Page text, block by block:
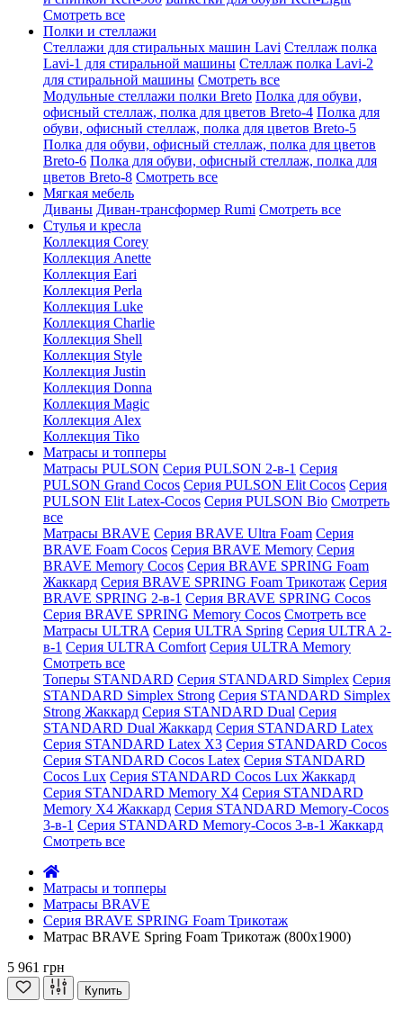
Смотреть все
Полки и стеллажи
Стеллажи для стиральных машин Lavi Стеллаж полка
Lavi-1 для стиральной машины Стеллаж полка Lavi-2
для стиральной машины Смотреть все
Модульные стеллажи полки Breto Полка для обуви,
офисный стеллаж, полка для цветов Breto-4 Полка для
обуви, офисный стеллаж, полка для цветов Breto-5
Полка для обуви, офисный стеллаж, полка для цветов
Breto-6 Полка для обуви, офисный стеллаж, полка для
цветов Breto-8 Смотреть все
Мягкая мебель
Диваны Диван-трансформер Rumi Смотреть все
Стулья и кресла
Коллекция Corey
Коллекция Anette
Коллекция Eari
Коллекция Perla
Коллекция Luke
Коллекция Charlie
Коллекция Shell
Коллекция Style
Коллекция Justin
Коллекция Donna
Коллекция Magic
Коллекция Alex
Коллекция Tiko
Матрасы и топперы
Матрасы PULSON Серия PULSON 2-в-1 Серия
PULSON Grand Cocos Серия PULSON Elit Cocos Серия
PULSON Elit Latex-Cocos Серия PULSON Bio Смотреть
все
Матрасы BRAVE Серия BRAVE Ultra Foam Серия
BRAVE Foam Cocos Серия BRAVE Memory Серия
BRAVE Memory Cocos Серия BRAVE SPRING Foam
Жаккард Серия BRAVE SPRING Foam Трикотаж Серия
BRAVE SPRING 2-в-1 Серия BRAVE SPRING Cocos
Серия BRAVE SPRING Memory Cocos Смотреть все
Матрасы ULTRA Серия ULTRA Spring Серия ULTRA 2-
в-1 Серия ULTRA Comfort Серия ULTRA Memory
Смотреть все
Топеры STANDARD Серия STANDARD Simplex Серия
STANDARD Simplex Strong Серия STANDARD Simplex
Strong Жаккард Серия STANDARD Dual Серия
STANDARD Dual Жаккард Серия STANDARD Latex
Серия STANDARD Latex X3 Серия STANDARD Cocos
Серия STANDARD Cocos Latex Серия STANDARD
Cocos Lux Серия STANDARD Cocos Lux Жаккард
Серия STANDARD Memory X4 Серия STANDARD
Memory X4 Жаккард Серия STANDARD Memory-Cocos
3-в-1 Серия STANDARD Memory-Cocos 3-в-1 Жаккард
Смотреть все
Матрасы и топперы
Матрасы BRAVE
Серия BRAVE SPRING Foam Трикотаж
Матрас BRAVE Spring Foam Трикотаж (800x1900)
5 961 грн
Купить